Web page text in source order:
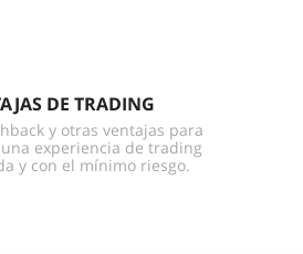
DE TRADING
y otras ventajas para
experiencia de trading
y con el mínimo riesgo.